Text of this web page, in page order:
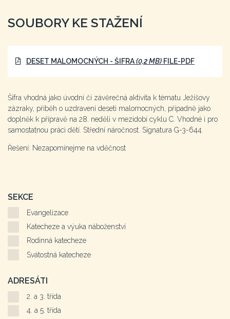
SOUBORY KE STAŽENÍ
DESET MALOMOCNÝCH - ŠIFRA(0,2 MB) FILE-PDF
Šifra vhodná jako úvodní či závěrečná aktivita k tématu Ježíšovy
zázraky, příběh o uzdravení deseti malomocných, případně jako
doplněk k přípravě na 28. neděli v mezidobí cyklu C. Vhodné i pro
samostatnou práci dětí. Střední náročnost. Signatura G-3-644.
Řešení: Nezapomínejme na vděčnost
SEKCE
Evangelizace
Katecheze a výuka náboženství
Rodinná katecheze
Svátostná katecheze
ADRESÁTI
2. a 3. třída
4. a 5. třída